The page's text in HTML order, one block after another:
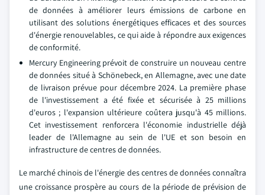
de données à améliorer leurs émissions de carbone en
utilisant des solutions énergétiques efficaces et des sources
d'énergie renouvelables, ce qui aide à répondre aux exigences
de conformité.
Mercury Engineering prévoit de construire un nouveau centre
de données situé à Schönebeck, en Allemagne, avec une date
de livraison prévue pour décembre 2024. La première phase
de l'investissement a été fixée et sécurisée à 25 millions
d'euros ; l'expansion ultérieure coûtera jusqu'à 45 millions.
Cet investissement renforcera l'économie industrielle déjà
leader de l'Allemagne au sein de l'UE et son besoin en
infrastructure de centres de données.
Le marché chinois de l'énergie des centres de données connaîtra
une croissance prospère au cours de la période de prévision de